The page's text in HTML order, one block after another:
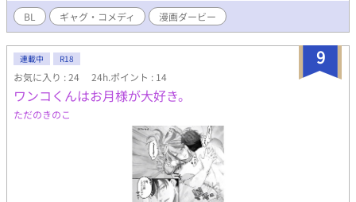
BL ギャグ・コメディ 漫画ダービー
9
連載中 R18
お気に入り : 24 24h.ポイント : 14
ワンコくんはお月様が大好き。
ただのきのこ